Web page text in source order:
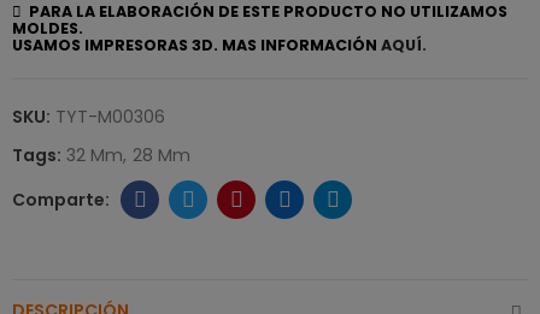
PARA LA ELABORACIÓN DE ESTE PRODUCTO NO UTILIZAMOS
MOLDES.
USAMOS IMPRESORAS 3D. MAS INFORMACIÓN AQUÍ.
SKU: TYT-M00306
Tags: 32 Mm 28 Mm